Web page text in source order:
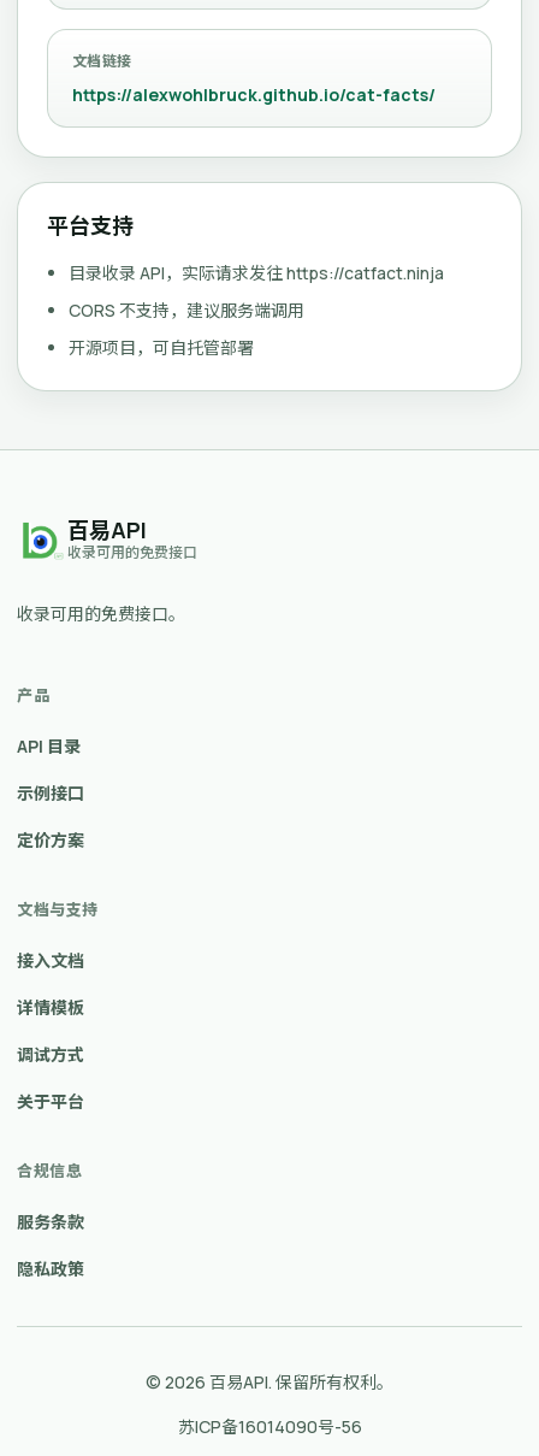
文档链接
https://alexwohlbruck.github.io/cat-facts/
平台支持
目录收录 API，实际请求发往 https://catfact.ninja
CORS 不支持，建议服务端调用
开源项目，可自托管部署
百易API
收录可用的免费接口
收录可用的免费接口。
产品
API 目录
示例接口
定价方案
文档与支持
接入文档
详情模板
调试方式
关于平台
合规信息
服务条款
隐私政策
© 2026 百易API. 保留所有权利。
苏ICP备16014090号-56